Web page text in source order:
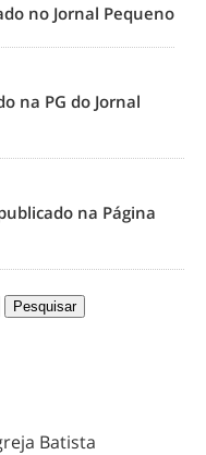
no Jornal Pequeno
na PG do Jornal
na Página
Batista